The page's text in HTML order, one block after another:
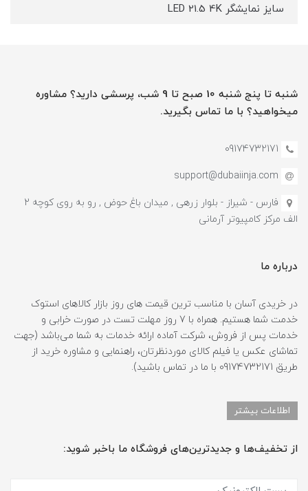
سایز نمایشگر LED 21.5 4K
شنبه تا پنج شنبه 10 صبح تا 9 شب، پرسشی دارید؟ مشاوره
میخواهید؟ با ما تماس بگیرید.
09174732171
support@dubaiinja.com
فارس - شیراز - بلوار زرهی , میدان باغ حوض , رو به روی کوچه 2
الف مرکز کامپیوتر آرمانی
درباره ما
در خریدی آسان با مناسب ترین قیمت های روز بازار کالاهای استوک
خدمت شما هستیم. همراه با 7 روز مهلت تست در صورت خرابی و
خدمات پس از فروش، شرکت آماده ارائه خدمات به شما می‌باشد (جهت
تماشای عکس یا فیلم کالای موردنظرتان، راهنمایی و مشاوره خرید از
طریق 09174732171 با ما در تماس باشید).
اطلاعات بیشتر
از تخفیف‌ها و جدیدترین‌های فروشگاه ما باخبر شوید: